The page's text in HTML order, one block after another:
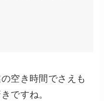
空き時間でさえも
ですね。